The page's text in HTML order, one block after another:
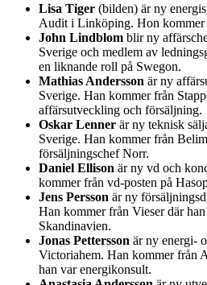
Lisa Tiger (bilden) är ny
Audit i Linköping. Hon kommer
John Lindblom blir ny
Sverige och medlem av
en liknande roll på Swegon.
Mathias Andersson är ny
Sverige. Han kommer från
affärsutveckling och försäljning.
Oskar Lenner är ny teknisk
Sverige. Han kommer från
försäljningschef Norr.
Daniel Ellison är ny vd och
kommer från vd-posten på
Jens Persson är ny
Han kommer från Vieser där
Skandinavien.
Jonas Pettersson är ny energi-
Victoriahem. Han kommer från
han var energikonsult.